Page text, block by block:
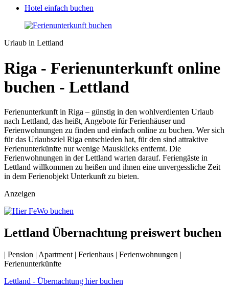
Hotel einfach buchen
Urlaub in Lettland
Riga - Ferienunterkunft online
buchen - Lettland
Ferienunterkunft in Riga – günstig in den wohlverdienten Urlaub
nach Lettland, das heißt, Angebote für Ferienhäuser und
Ferienwohnungen zu finden und einfach online zu buchen. Wer sich
für das Urlaubsziel Riga entschieden hat, für den sind attraktive
Ferienunterkünfte nur wenige Mausklicks entfernt. Die
Ferienwohnungen in der Lettland warten darauf. Feriengäste in
Lettland willkommen zu heißen und ihnen eine unvergessliche Zeit
in dem Ferienobjekt Unterkunft zu bieten.
Anzeigen
Lettland Übernachtung preiswert buchen
| Pension | Apartment | Ferienhaus | Ferienwohnungen |
Ferienunterkünfte
Lettland - Übernachtung hier buchen